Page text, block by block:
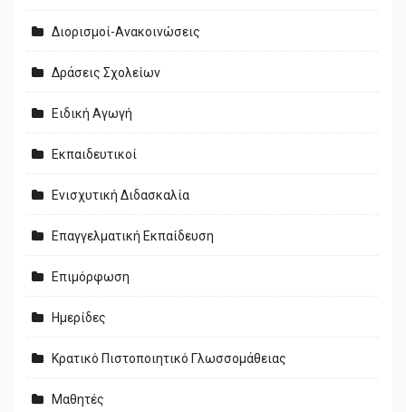
Διορισμοί-Ανακοινώσεις
Δράσεις Σχολείων
Ειδική Αγωγή
Εκπαιδευτικοί
Ενισχυτική Διδασκαλία
Επαγγελματική Εκπαίδευση
Επιμόρφωση
Ημερίδες
Κρατικό Πιστοποιητικό Γλωσσομάθειας
Μαθητές